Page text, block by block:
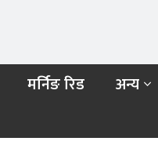
मर्निङ रिड अन्य